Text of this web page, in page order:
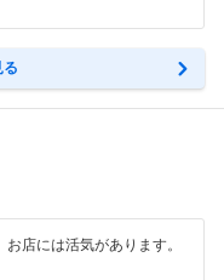
る
店には活気があります。